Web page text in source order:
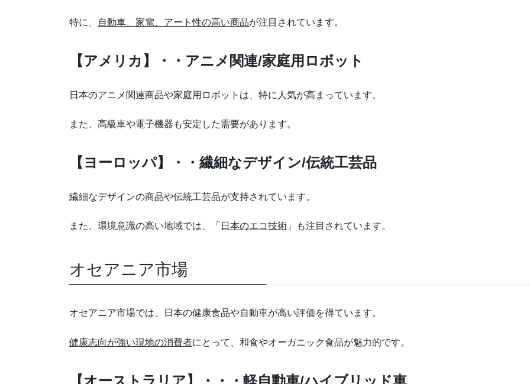
特に、 自動車、家電、アート性の高い商品が注目されています。
【アメリカ】・・アニメ関連/家庭用ロボット
日本のアニメ関連商品や家庭用ロボットは、特に人気が高まっています。
また、高級車や電子機器も安定した需要があります。
【ヨーロッパ】・・繊細なデザイン/伝統工芸品
繊細なデザインの商品や伝統工芸品が支持されています。
また、環境意識の高い地域では、「 日本のエコ技術 」も注目されています。
オセアニア市場
オセアニア市場では、日本の健康食品や自動車が高い評価を得ています。
健康志向が強い現地の消費者にとって、和食やオーガニック食品が魅力的です。
【オーストラリア】・・・軽自動車/ハイブリッド車